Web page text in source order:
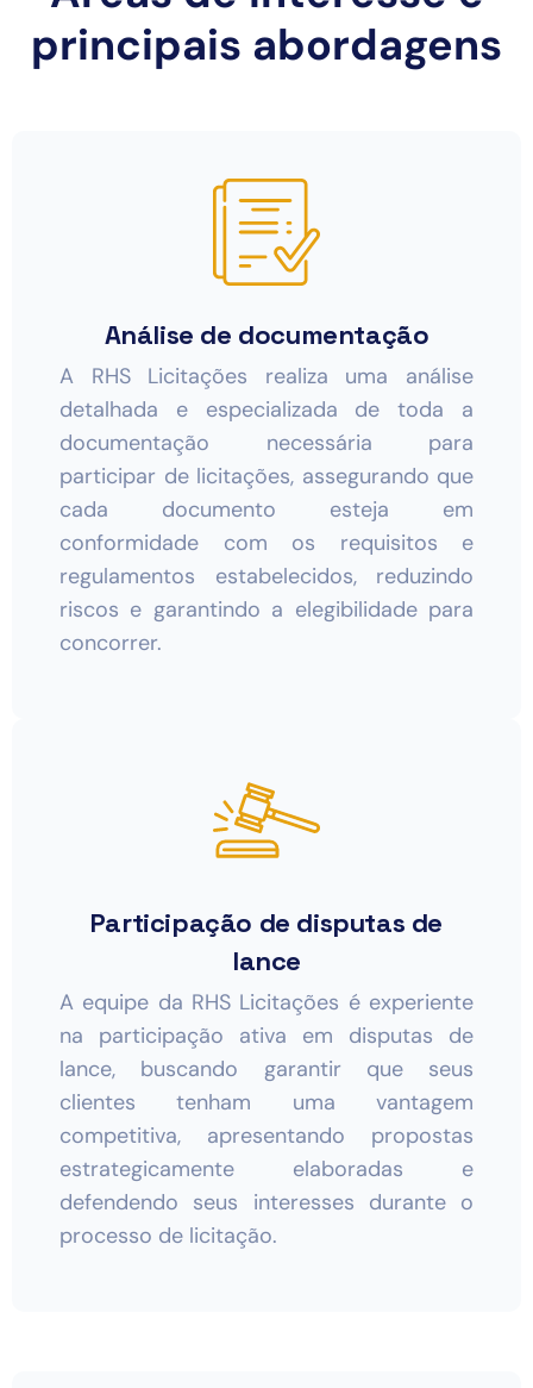
principais abordagens
Análise de documentação
A RHS Licitações realiza uma análise
detalhada e especializada de toda a
documentação necessária para
participar de licitações, assegurando que
cada documento esteja em
conformidade com os requisitos e
regulamentos estabelecidos, reduzindo
riscos e garantindo a elegibilidade para
concorrer.
Participação de disputas de
lance
A equipe da RHS Licitações é experiente
na participação ativa em disputas de
lance, buscando garantir que seus
clientes tenham uma vantagem
competitiva, apresentando propostas
estrategicamente elaboradas e
defendendo seus interesses durante o
processo de licitação.